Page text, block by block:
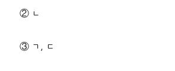
② ㄴ
③ ㄱ, ㄷ